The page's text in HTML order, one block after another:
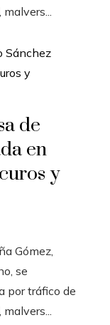
de
en
y
Gómez,
se
por tráfico de